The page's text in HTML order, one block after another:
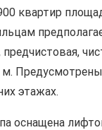
квартир
этажах.
оснащена